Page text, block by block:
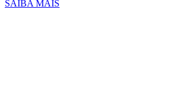
SAIBA MAIS